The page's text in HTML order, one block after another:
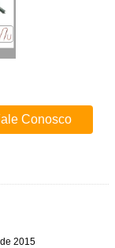
Conosco
2015